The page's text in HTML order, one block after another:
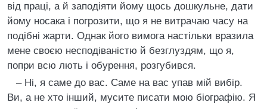
від праці, а й заподіяти йому щось дошкульне, дати
йому носака і погрозити, що я не витрачаю часу на
подібні жарти. Однак його вимога настільки вразила
мене своєю несподіваністю й безглуздям, що я,
попри всю лють і обурення, розгубився.
– Ні, я саме до вас. Саме на вас упав мій вибір.
Ви, а не хто інший, мусите писати мою біографію. Я